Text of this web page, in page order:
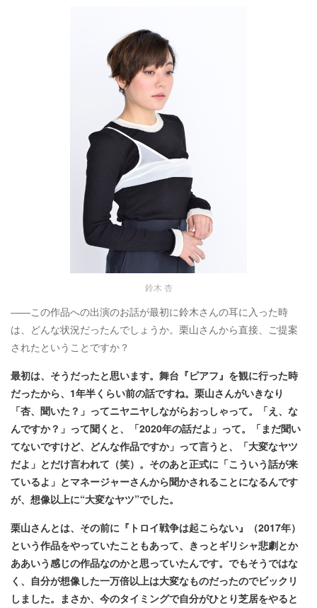
鈴木 杏
――この作品への出演のお話が最初に鈴木さんの耳に入った時
は、どんな状況だったんでしょうか。栗山さんから直接、ご提案
されたということですか？
最初は、そうだったと思います。舞台『ピアフ』を観に行った時
だったから、1年半くらい前の話ですね。栗山さんがいきなり
「杏、聞いた？」ってニヤニヤしながらおっしゃって。「え、な
んですか？」って聞くと、「2020年の話だよ」って。「まだ聞い
てないですけど、どんな作品ですか」って言うと、「大変なヤツ
だよ」とだけ言われて（笑）。そのあと正式に「こういう話が来
ているよ」とマネージャーさんから聞かされることになるんです
が、想像以上に“大変なヤツ”でした。
栗山さんとは、その前に『トロイ戦争は起こらない』（2017年）
という作品をやっていたこともあって、きっとギリシャ悲劇とか
ああいう感じの作品なのかと思っていたんです。でもそうではな
く、自分が想像した一万倍以上は大変なものだったのでビックリ
しました。まさか、今のタイミングで自分がひとり芝居をやると